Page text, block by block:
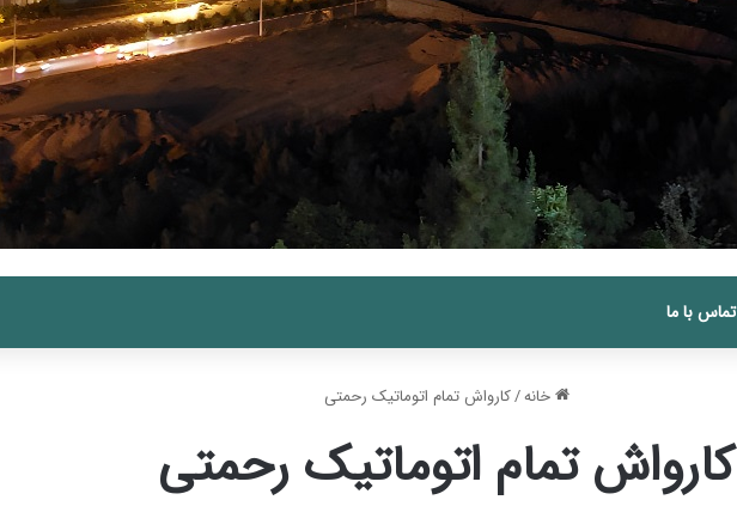
تماس با ما
خانه/کارواش تمام اتوماتیک رحمتی
کارواش تمام اتوماتیک رحمتی